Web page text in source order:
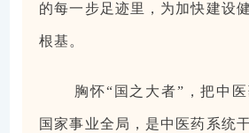
的每一步足迹里，为加快建设
根基。
胸怀“国之大者”，把中
国家事业全局，是中医药系统